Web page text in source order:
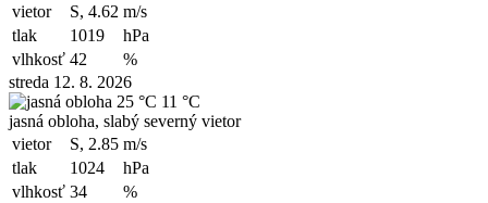
vietor
S, 4.62 m/s
tlak
1019
hPa
vlhkosť 42
%
streda 12. 8. 2026
25 °C 11 °C
jasná obloha, slabý severný vietor
vietor
S, 2.85 m/s
tlak
1024
hPa
vlhkosť 34
%